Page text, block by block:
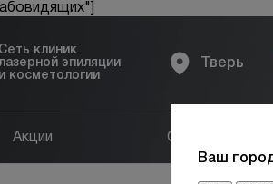
Сеть клиник
эпиляции
и косметологии
Тверь
Ваш
Акции Оборудование